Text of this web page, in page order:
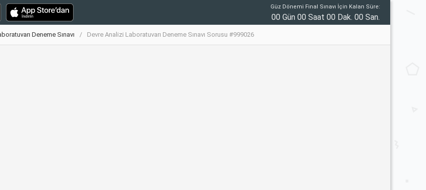
Güz Dönemi Final Sınavı İçin Kalan Süre:
00 Gün 00 Saat 00 Dak. 00 San.
Deneme Sınavı Devre Analizi Laboratuvarı Deneme Sınavı Sorusu #999026